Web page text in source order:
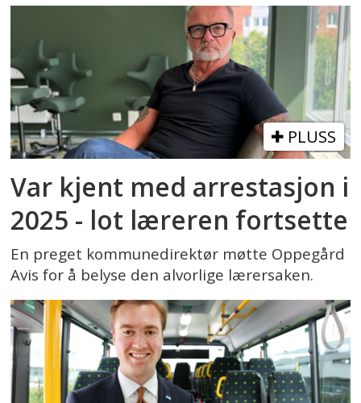
PLUSS
Var kjent med arrestasjon i
2025 - lot læreren fortsette
En preget kommunedirektør møtte Oppegård
Avis for å belyse den alvorlige lærersaken.